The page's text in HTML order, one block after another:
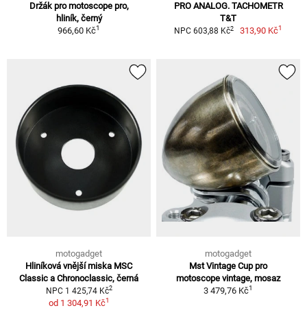
Držák pro motoscope pro,
hliník, černý
966,60 Kč1
PRO ANALOG. TACHOMETR
T&T
NPC 603,88 Kč2 313,90 Kč1
motogadget
Hliníková vnější miska MSC
Classic a Chronoclassic, černá
NPC 1 425,74 Kč2
od 1 304,91 Kč1
motogadget
Mst Vintage Cup pro
motoscope vintage, mosaz
3 479,76 Kč1